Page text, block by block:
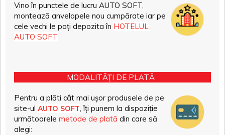
Vino în punctele de lucru AUTO SOFT,
montează anvelopele nou cumpărate iar pe
cele vechi le poți depozita în HOTELUL
AUTO SOFT
MODALITĂȚI DE PLATĂ
Pentru a plăti cât mai ușor produsele de pe
site-ul AUTO SOFT, îți punem la dispoziție
următoarele metode de plată din care să
alegi: